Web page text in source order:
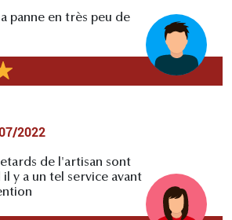
panne en très peu de
2022
de l'artisan sont
y a un tel service avant